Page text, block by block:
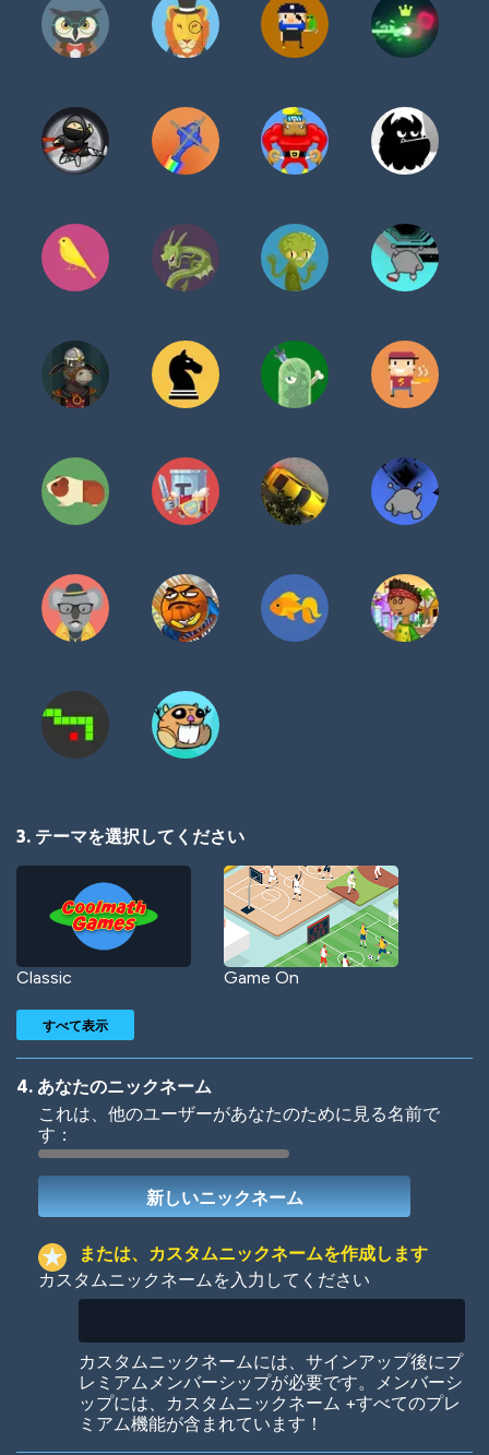
3. テーマを選択してください
Classic Game On
Woof
Colorful
すべて表示
4. あなたのニックネーム
これは、他のユーザーがあなたのために見る名前で
す：
または、カスタムニックネームを作成します
カスタムニックネームを入力してください
カスタムニックネームには、サインアップ後にプ
レミアムメンバーシップが必要です。メンバーシ
ップには、カスタムニックネーム +すべてのプレ
ミアム機能が含まれています！